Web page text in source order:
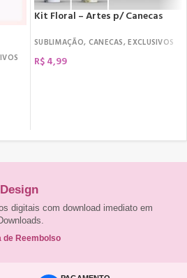
Kit Floral – Artes p/ Canecas
SUBLIMAÇÃO, CANECAS,EXCLUSIVOS
R$4,99
digitais com download imediato em
de Reembolso